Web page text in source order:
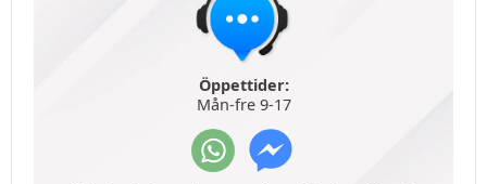
Öppettider:
Mån-fre 9-17